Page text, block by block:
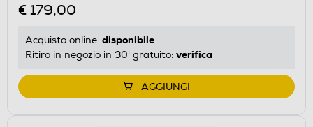
€ 179,00
Acquisto online: disponibile
Ritiro in negozio in 30' gratuito: verifica
AGGIUNGI